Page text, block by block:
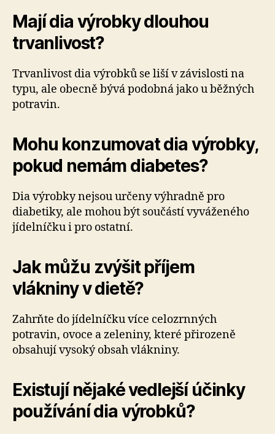
Mají dia výrobky dlouhou
trvanlivost?
Trvanlivost dia výrobků se liší v závislosti na
typu, ale obecně bývá podobná jako u běžných
potravin.
Mohu konzumovat dia výrobky,
pokud nemám diabetes?
Dia výrobky nejsou určeny výhradně pro
diabetiky, ale mohou být součástí vyváženého
jídelníčku i pro ostatní.
Jak můžu zvýšit příjem
vlákniny v dietě?
Zahrňte do jídelníčku více celozrnných
potravin, ovoce a zeleniny, které přirozeně
obsahují vysoký obsah vlákniny.
Existují nějaké vedlejší účinky
používání dia výrobků?